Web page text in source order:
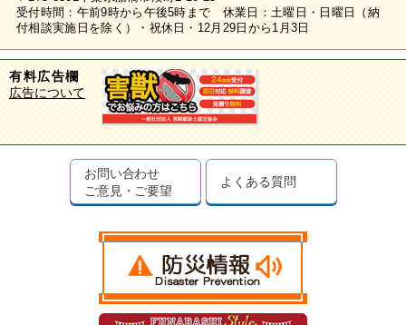
受付時間：午前9時から午後5時まで 休業日：土曜日・日曜日（納
付相談実施日を除く）・祝休日・12月29日から1月3日
有料広告欄
広告について
お問い合わせ
ご意見・ご要望
よくある質問